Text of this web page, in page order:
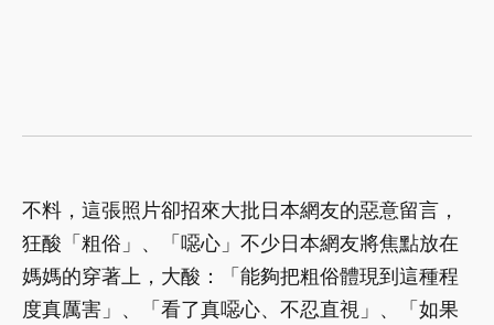
不料，這張照片卻招來大批日本網友的惡意留言，
狂酸「粗俗」、「噁心」不少日本網友將焦點放在
媽媽的穿著上，大酸：「能夠把粗俗體現到這種程
度真厲害」、「看了真噁心、不忍直視」、「如果